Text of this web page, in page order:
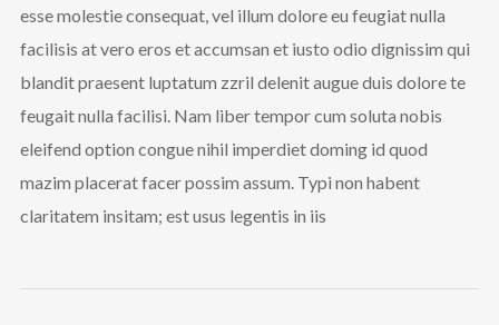
esse molestie consequat, vel illum dolore eu feugiat nulla
facilisis at vero eros et accumsan et iusto odio dignissim qui
blandit praesent luptatum zzril delenit augue duis dolore te
feugait nulla facilisi. Nam liber tempor cum soluta nobis
eleifend option congue nihil imperdiet doming id quod
mazim placerat facer possim assum. Typi non habent
claritatem insitam; est usus legentis in iis